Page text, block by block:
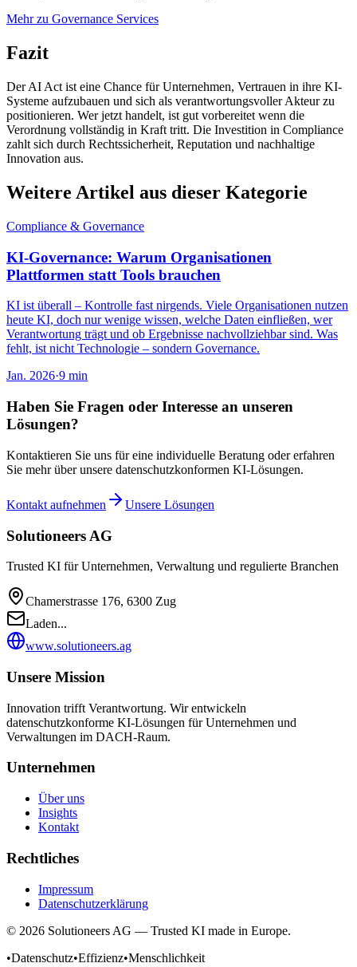
Mehr zu Governance Services
Fazit
Der AI Act ist eine Chance für Unternehmen, Vertrauen in ihre KI-
Systeme aufzubauen und sich als verantwortungsvoller Akteur zu
positionieren. Wer jetzt handelt, ist gut vorbereitet wenn die
Verordnung vollständig in Kraft tritt. Die Investition in Compliance
zahlt sich durch Rechtssicherheit, Reputation und nachhaltige
Innovation aus.
Weitere Artikel aus dieser Kategorie
Compliance & Governance
KI-Governance: Warum Organisationen
Plattformen statt Tools brauchen
KI ist überall – Kontrolle fast nirgends. Viele Organisationen nutzen
heute KI, doch nur wenige wissen, welche Daten einfließen, wer
Verantwortung trägt und ob Ergebnisse nachvollziehbar sind. Was
fehlt, ist nicht Technologie – sondern Governance.
Jan. 2026·9 min
Haben Sie Fragen oder Interesse an unseren
Lösungen?
Kontaktieren Sie uns für eine individuelle Beratung oder erfahren
Sie mehr über unsere datenschutzkonformen KI-Lösungen.
Kontakt aufnehmen Unsere Lösungen
Solutioneers AG
Trusted KI für Unternehmen, Verwaltung und regulierte Branchen
Chamerstrasse 176, 6300 Zug
Laden...
www.solutioneers.ag
Unsere Mission
Innovation trifft Verantwortung. Wir entwickeln
datenschutzkonforme KI-Lösungen für Unternehmen und
Verwaltungen im DACH-Raum.
Unternehmen
Über uns
Insights
Kontakt
Rechtliches
Impressum
Datenschutzerklärung
© 2026 Solutioneers AG — Trusted KI made in Europe.
•Datenschutz•Effizienz•Menschlichkeit